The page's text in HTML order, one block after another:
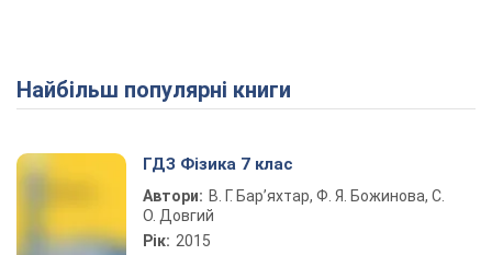
Найбільш популярні книги
ГДЗ Фізика 7 клас
Автори: В. Г. Бар’яхтар, Ф. Я. Божинова, С.
О. Довгий
Рік: 2015